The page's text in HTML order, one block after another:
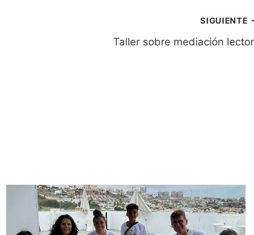
SIGUIENTE
Taller sobre mediación